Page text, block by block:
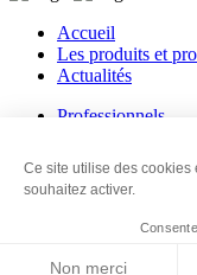
Accueil
Les produits et
Actualités
Professionnels
Les
Contact
Ma Région, Ses
Politique
byIRIS Interactive
Ce site utilise des cookies
souhaitez activer.
Non merci